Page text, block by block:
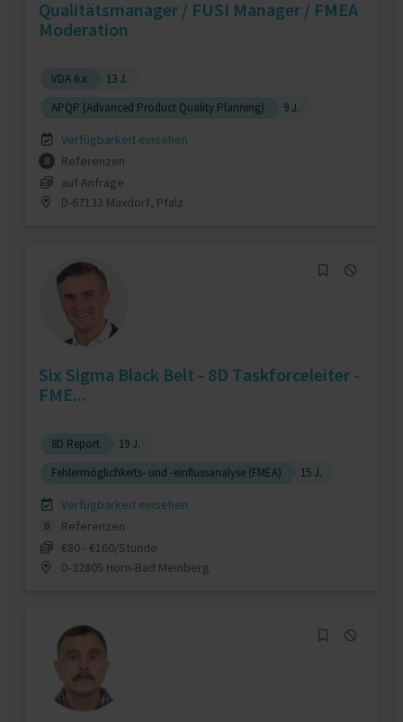
Qualitätsmanager / FUSI Manager / FMEA
Moderation
VDA 6.x
13 J.
APQP (Advanced Product Quality Planning)
9 J.
Verfügbarkeit einsehen
8
Referenzen
auf Anfrage
D-67133 Maxdorf, Pfalz
Six Sigma Black Belt - 8D Taskforceleiter -
FME...
8D Report
19 J.
Fehlermöglichkeits- und -einflussanalyse (FMEA)
15 J.
Verfügbarkeit einsehen
0
Referenzen
€80 - €160/Stunde
D-32805 Horn-Bad Meinberg